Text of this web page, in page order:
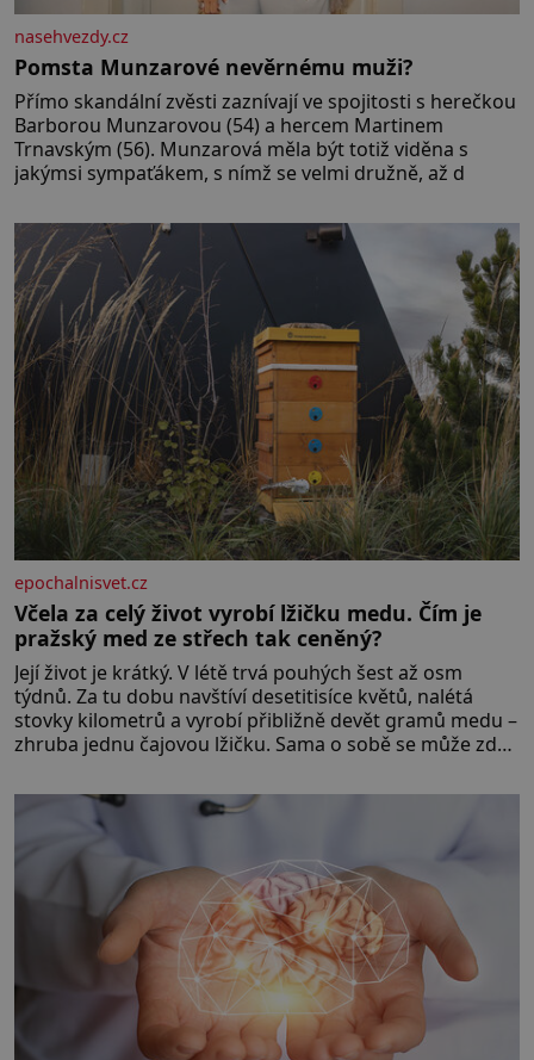
nasehvezdy.cz
Pomsta Munzarové nevěrnému muži?
Přímo skandální zvěsti zaznívají ve spojitosti s herečkou
Barborou Munzarovou (54) a hercem Martinem
Trnavským (56). Munzarová měla být totiž viděna s
jakýmsi sympaťákem, s nímž se velmi družně, až d
epochalnisvet.cz
Včela za celý život vyrobí lžičku medu. Čím je
pražský med ze střech tak ceněný?
Její život je krátký. V létě trvá pouhých šest až osm
týdnů. Za tu dobu navštíví desetitisíce květů, nalétá
stovky kilometrů a vyrobí přibližně devět gramů medu –
zhruba jednu čajovou lžičku. Sama o sobě se může zdát
tisíc příslušnic svého včelstva, vznikne jeden z
nejdokonalejších organismů